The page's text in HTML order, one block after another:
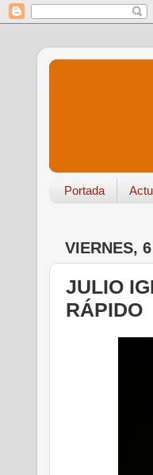
Portada
VIERNES,
JULIO
RÁPIDO